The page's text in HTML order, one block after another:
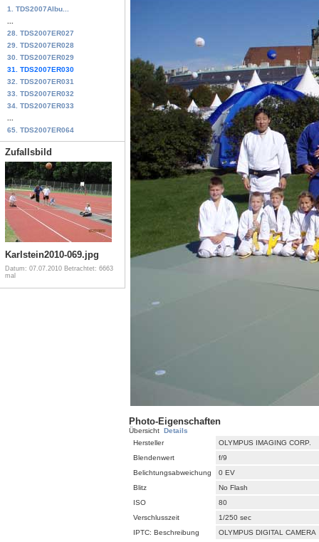
1. TDS2007Albu...
28. TDS2007ER027
29. TDS2007ER028
30. TDS2007ER029
31. TDS2007ER030
32. TDS2007ER031
33. TDS2007ER032
34. TDS2007ER033
65. TDS2007ER064
Zufallsbild
Karlstein2010-069.jpg
Datum: 07.07.2010 Betrachtet: 6663
mal
Photo-Eigenschaften
Übersicht Details
Hersteller
OLYMPUS IMAGING CORP.
Blendenwert
f/9
Belichtungsabweichung
0 EV
Blitz
No Flash
ISO
80
Verschlusszeit
1/250 sec
IPTC: Beschreibung
OLYMPUS DIGITAL CAMERA